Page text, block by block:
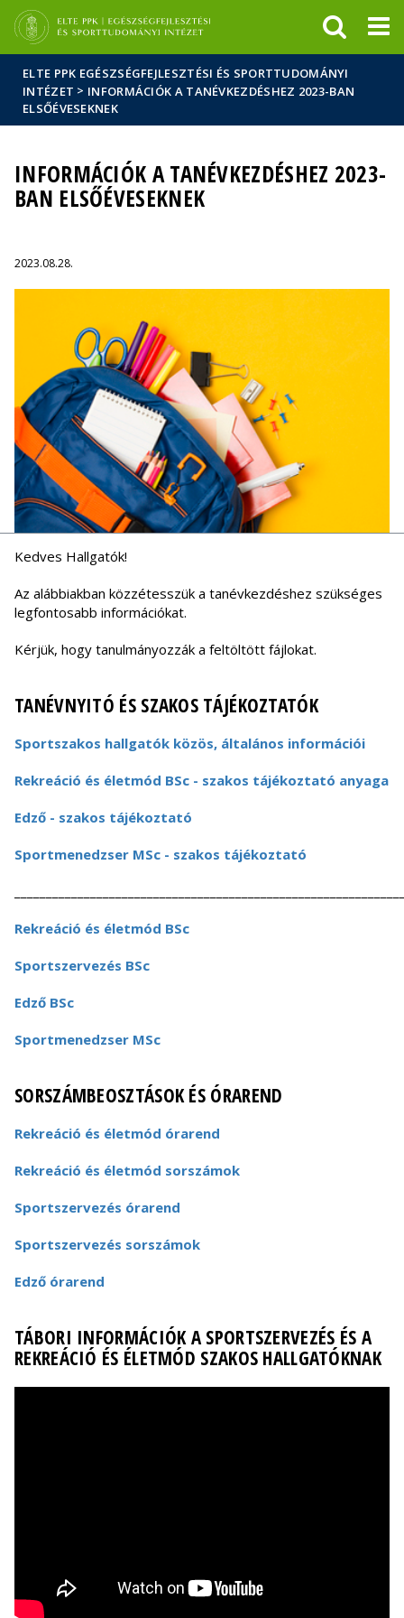
Hírek
Események
ELTE a
sajtóban
ELTE PPK EGÉSZSÉGFEJLESZTÉSI ÉS SPORTTUDOMÁNYI
INTÉZET > INFORMÁCIÓK A TANÉVKEZDÉSHEZ 2023-BAN
ELSŐÉVESEKNEK
INFORMÁCIÓK A TANÉVKEZDÉSHEZ 2023-
BAN ELSŐÉVESEKNEK
2023.08.28.
Kedves Hallgatók!
Az alábbiakban közzétesszük a tanévkezdéshez szükséges
legfontosabb információkat.
Kérjük, hogy tanulmányozzák a feltöltött fájlokat.
TANÉVNYITÓ ÉS SZAKOS TÁJÉKOZTATÓK
Sportszakos hallgatók közös, általános információi
Rekreáció és életmód BSc - szakos tájékoztató anyaga
Edző - szakos tájékoztató
Sportmenedzser MSc - szakos tájékoztató
Rekreáció és életmód BSc
Sportszervezés BSc
Edző BSc
Sportmenedzser MSc
SORSZÁMBEOSZTÁSOK ÉS ÓRAREND
Rekreáció és életmód órarend
Rekreáció és életmód sorszámok
Sportszervezés órarend
Sportszervezés sorszámok
Edző órarend
TÁBORI INFORMÁCIÓK A SPORTSZERVEZÉS ÉS A
REKREÁCIÓ ÉS ÉLETMÓD SZAKOS HALLGATÓKNAK